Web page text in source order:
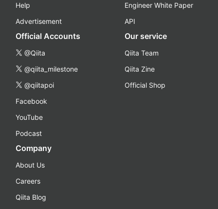
Help
Advertisement
Engineer White Paper
API
Official Accounts
@Qiita
@qiita_milestone
@qiitapoi
Facebook
YouTube
Podcast
Our service
Qiita Team
Qiita Zine
Official Shop
Company
About Us
Careers
Qiita Blog